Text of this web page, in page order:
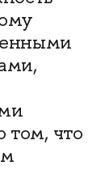
том, что